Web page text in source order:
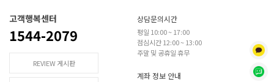
고객행복센터
1544-2079
REVIEW 게시판
상담문의시간
평일 10:00 ~ 17:00
점심시간 12:00 ~ 13:00
주말 및 공휴일 휴무
계좌 정보 안내